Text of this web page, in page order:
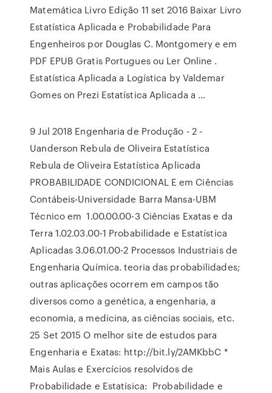
Matemática Livro Edição 11 set 2016 Baixar Livro
Estatística Aplicada e Probabilidade Para
Engenheiros por Douglas C. Montgomery e em
PDF EPUB Gratis Portugues ou Ler Online .
Estatística Aplicada a Logística by Valdemar
Gomes on Prezi Estatística Aplicada a …
9 Jul 2018 Engenharia de Produção - 2 -
Uanderson Rebula de Oliveira Estatística
Rebula de Oliveira Estatística Aplicada
PROBABILIDADE CONDICIONAL E em Ciências
Contábeis-Universidade Barra Mansa-UBM
Técnico em 1.00.00.00-3 Ciências Exatas e da
Terra 1.02.03.00-1 Probabilidade e Estatística
Aplicadas 3.06.01.00-2 Processos Industriais de
Engenharia Química. teoria das probabilidades;
outras aplicações ocorrem em campos tão
diversos como a genética, a engenharia, a
economia, a medicina, as ciências sociais, etc.
25 Set 2015 O melhor site de estudos para
Engenharia e Exatas: http://bit.ly/2AMKbbC *
Mais Aulas e Exercícios resolvidos de
Probabilidade e Estatísica: Probabilidade e